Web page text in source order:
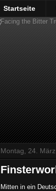
Startseite
Montag, 24.
Mitten in ein